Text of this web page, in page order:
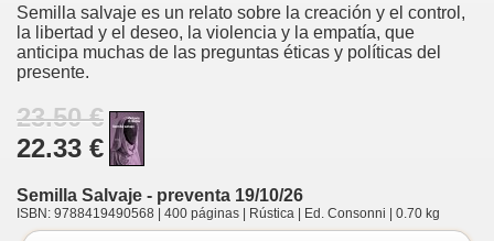
Semilla salvaje es un relato sobre la creación y el control,
la libertad y el deseo, la violencia y la empatía, que
anticipa muchas de las preguntas éticas y políticas del
presente.
23.50 €
22.33 €
Semilla Salvaje - preventa 19/10/26
ISBN: 9788419490568 | 400 páginas | Rústica | Ed. Consonni | 0.70 kg